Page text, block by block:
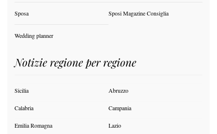
Sposa Sposi Magazine Consiglia
Wedding planner
Notizie regione per regione
Sicilia Abruzzo
Calabria Campania
Emilia Romagna Lazio